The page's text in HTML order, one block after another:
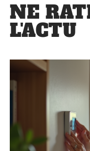
NE
L'ACTU